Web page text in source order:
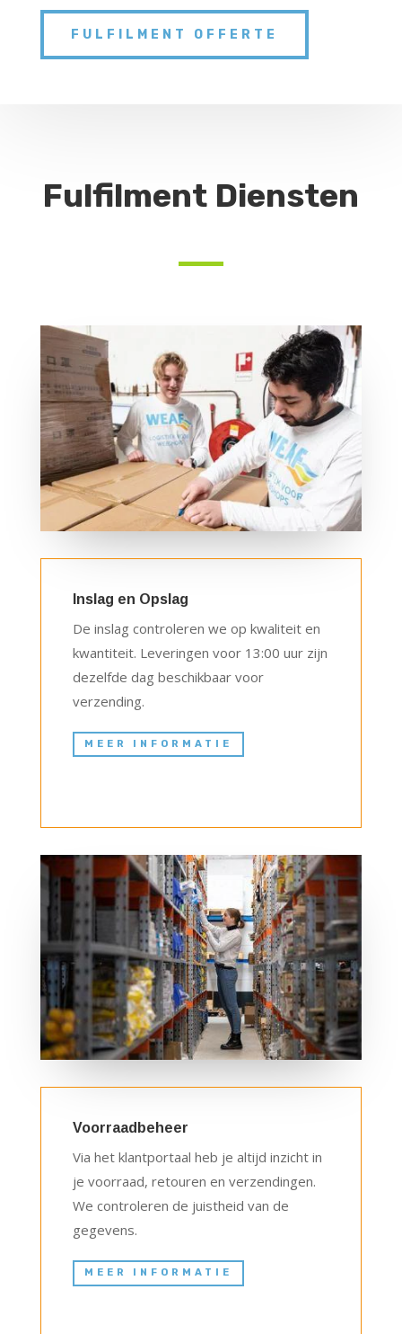
FULFILMENT OFFERTE
Fulfilment Diensten
Inslag en Opslag
De inslag controleren we op kwaliteit en
kwantiteit. Leveringen voor 13:00 uur zijn
dezelfde dag beschikbaar voor
verzending.
MEER INFORMATIE
Voorraadbeheer
Via het klantportaal heb je altijd inzicht in
je voorraad, retouren en verzendingen.
We controleren de juistheid van de
gegevens.
MEER INFORMATIE